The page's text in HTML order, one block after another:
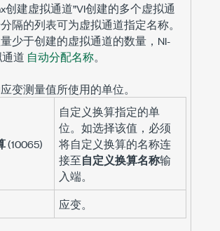
创建虚拟通道”VI创建的多个虚拟通
隔的列表可为虚拟通道指定名称。
少于创建的虚拟通道的数量，NI-
道 自动分配名称。
变测量值所使用的单位。
(10065)
自定义换算指定的单
位。如选择该值，必须
将自定义换算的名称连
接至自定义换算名称输
入端。
应变。